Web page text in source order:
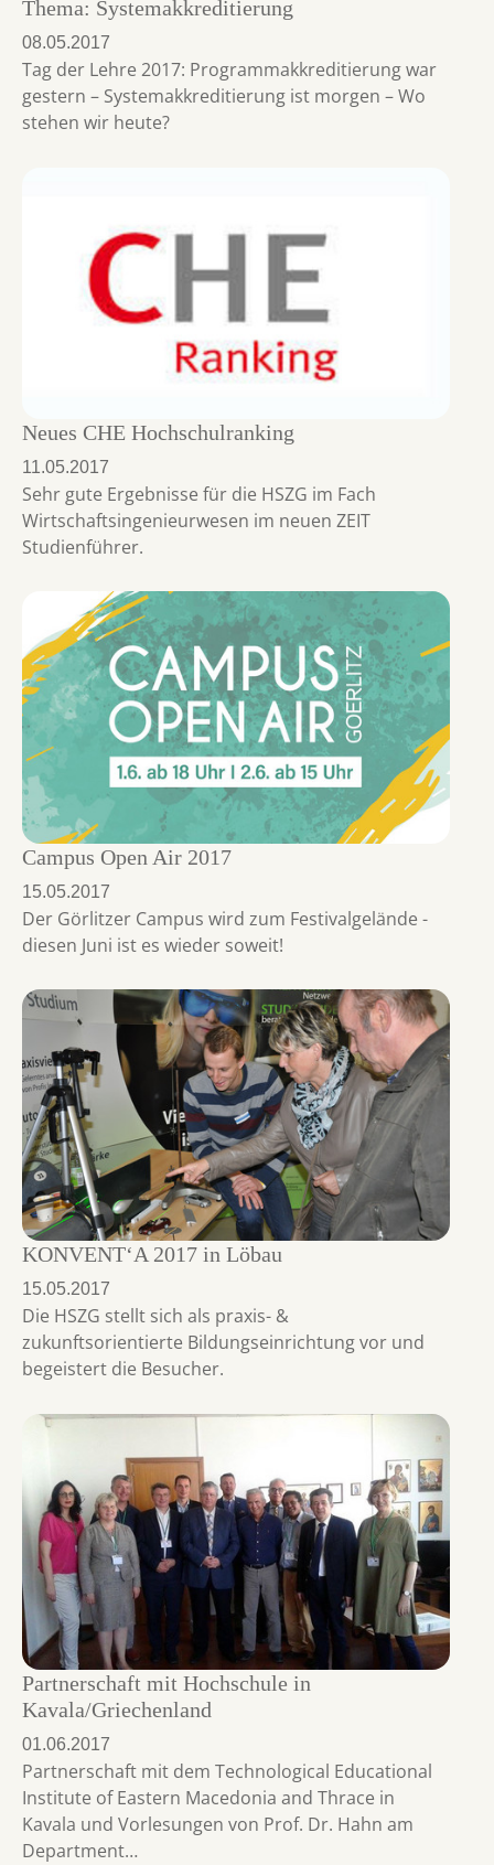
Thema: Systemakkreditierung
08.05.2017
Tag der Lehre 2017: Programmakkreditierung war
gestern – Systemakkreditierung ist morgen – Wo
stehen wir heute?
Neues CHE Hochschulranking
11.05.2017
Sehr gute Ergebnisse für die HSZG im Fach
Wirtschaftsingenieurwesen im neuen ZEIT
Studienführer.
Campus Open Air 2017
15.05.2017
Der Görlitzer Campus wird zum Festivalgelände -
diesen Juni ist es wieder soweit!
KONVENT‘A 2017 in Löbau
15.05.2017
Die HSZG stellt sich als praxis- &
zukunftsorientierte Bildungseinrichtung vor und
begeistert die Besucher.
Partnerschaft mit Hochschule in
Kavala/Griechenland
01.06.2017
Partnerschaft mit dem Technological Educational
Institute of Eastern Macedonia and Thrace in
Kavala und Vorlesungen von Prof. Dr. Hahn am
Department…